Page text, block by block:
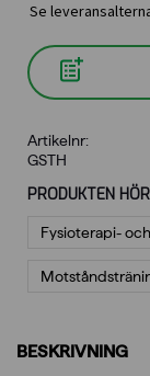
Artikelnr:
GSTH
PRODUKTEN
Fysioterapi-
BESKRIVNING